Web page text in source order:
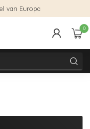
van Europa
0